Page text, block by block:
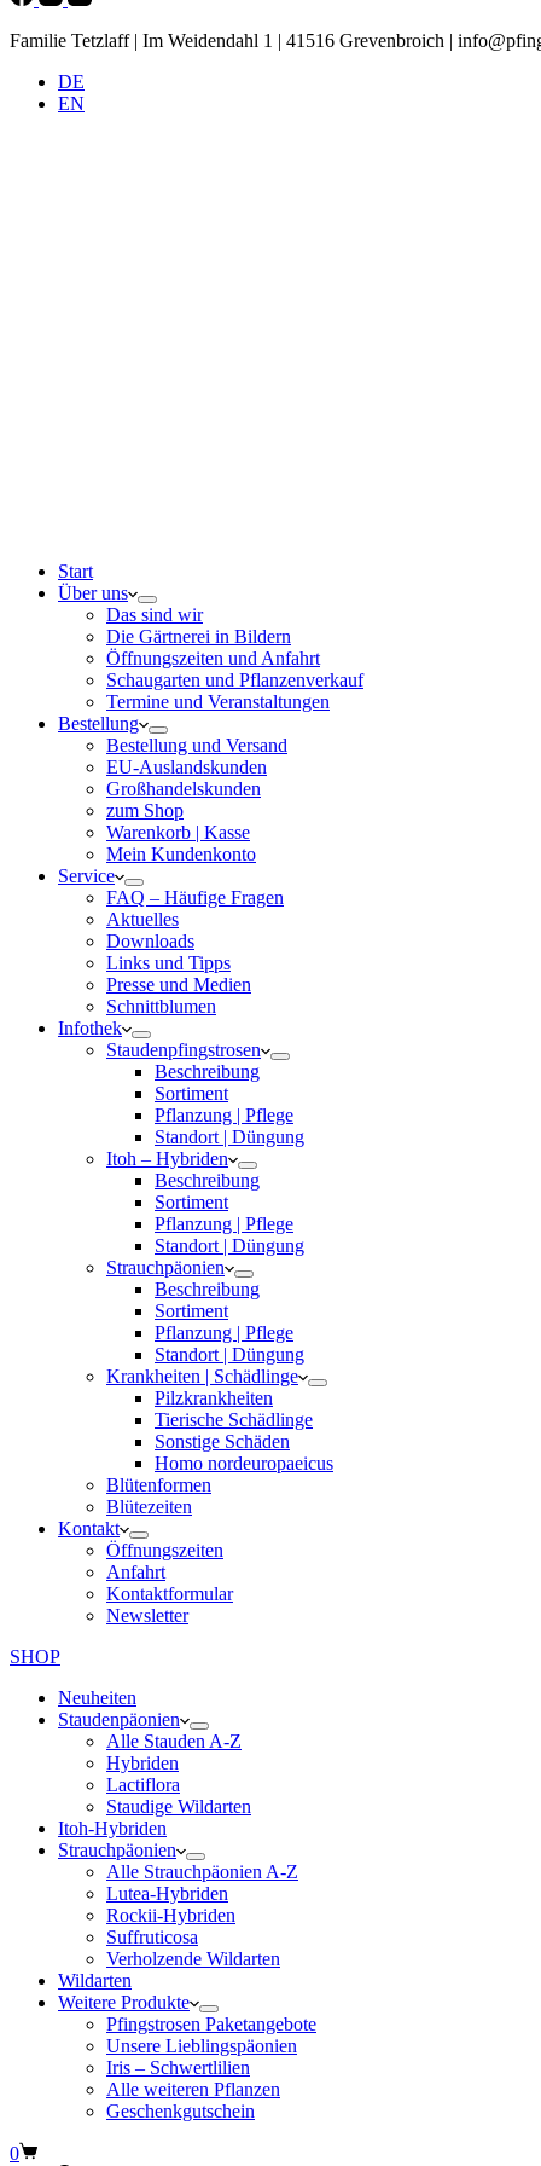
Familie Tetzlaff | Im Weidendahl 1 | 41516 Grevenbroich |
DE
EN
Start
Über uns
Das sind wir
Die Gärtnerei in Bildern
Öffnungszeiten und Anfahrt
Schaugarten und Pflanzenverkauf
Termine und Veranstaltungen
Bestellung
Bestellung und Versand
EU-Auslandskunden
Großhandelskunden
zum Shop
Warenkorb | Kasse
Mein Kundenkonto
Service
FAQ – Häufige Fragen
Aktuelles
Downloads
Links und Tipps
Presse und Medien
Schnittblumen
Infothek
Staudenpfingstrosen
Beschreibung
Sortiment
Pflanzung | Pflege
Standort | Düngung
Itoh – Hybriden
Beschreibung
Sortiment
Pflanzung | Pflege
Standort | Düngung
Strauchpäonien
Beschreibung
Sortiment
Pflanzung | Pflege
Standort | Düngung
Krankheiten | Schädlinge
Pilzkrankheiten
Tierische Schädlinge
Sonstige Schäden
Homo nordeuropaeicus
Blütenformen
Blütezeiten
Kontakt
Öffnungszeiten
Anfahrt
Kontaktformular
Newsletter
SHOP
Neuheiten
Staudenpäonien
Alle Stauden A-Z
Hybriden
Lactiflora
Staudige Wildarten
Itoh-Hybriden
Strauchpäonien
Alle Strauchpäonien A-Z
Lutea-Hybriden
Rockii-Hybriden
Suffruticosa
Verholzende Wildarten
Wildarten
Weitere Produkte
Pfingstrosen Paketangebote
Unsere Lieblingspäonien
Iris – Schwertlilien
Alle weiteren Pflanzen
Geschenkgutschein
Warenkorb
0